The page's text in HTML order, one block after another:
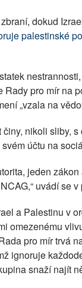
dokud
palestinské
pro mír na
„vzala na
nikoli sliby,
účtu na
jeden
uvádí se v
a Palestinu v
omezenému
pro mír trvá
ignoruje
snaží najít